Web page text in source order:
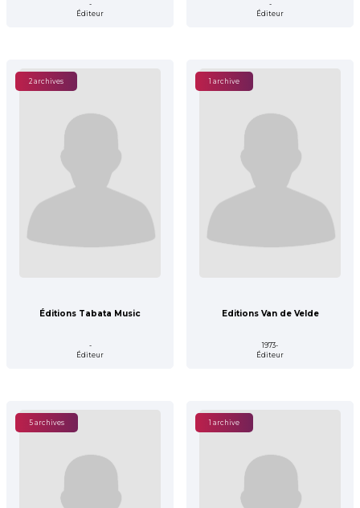
-
Éditeur
-
Éditeur
2 archives
Éditions Tabata Music
-
Éditeur
1 archive
Editions Van de Velde
1973-
Éditeur
5 archives 1 archive